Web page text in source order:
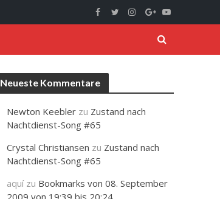
Neueste Kommentare
Newton Keebler zu Zustand nach
Nachtdienst-Song #65
Crystal Christiansen zu Zustand nach
Nachtdienst-Song #65
aquízu Bookmarks von 08. September
2009 von 19:39 bis 20:24